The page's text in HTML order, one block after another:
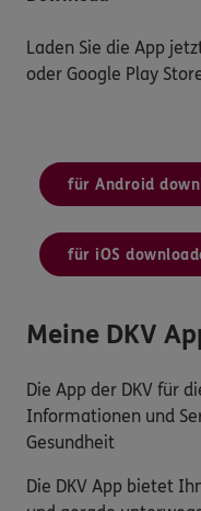
Laden Sie die App
oder Google Play
für Android
für iOS
Meine DKV
Die App der DKV für
Informationen und
Gesundheit
Die DKV App bietet